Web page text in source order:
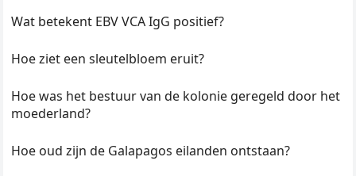
Wat betekent EBV VCA IgG positief?
Hoe ziet een sleutelbloem eruit?
Hoe was het bestuur van de kolonie geregeld door het
moederland?
Hoe oud zijn de Galapagos eilanden ontstaan?